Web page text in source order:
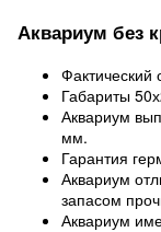
Аквариум без
Фактический
Габариты
Аквариум
мм.
Гарантия
Аквариум
запасом
Аквариум